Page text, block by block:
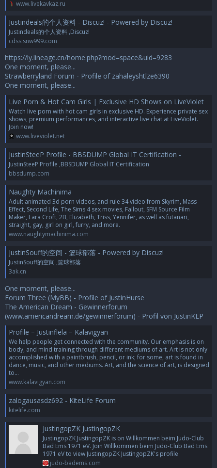
www.livekavkaz.ru
Justindeals的个人资料 - Discuz! - Powered by Discuz!
Justindeals的个人资料 ,Discuz!
cdss.snw999.com
https://ly.lineage.cn/home.php?mod=space&uid=9283
One moment, please...
Strawberryland Forum - Profile of zahaleyshtlze6390
One moment, please...
Live Porn & Hot Cam Girls | Exclusive HD Shows on LiveViolet
Watch live porn with hot cam girls in exclusive HD. Experience private sex
shows, premium performances, and interactive live chat at LiveViolet.
Join now!
www.liveviolet.net
JustinSteeP Profile - BBSDUMP Global IT Certification -
JustinSteeP Profile ,BBSDUMP Global IT Certification
bbsdump.com
Naughty Machinima
Adult animated 3d porn videos, and rule 34 video from Skyrim, Mass
Effect, Second Life, The Sims 4 sex movies, Fallout, SFM Source Film
Maker, Lara Croft, 2B, Elizabeth, Triss, Yennifer, as well as futanari,
straight, gay, girl on girl, furry, and more.
www.naughtymachinima.com
JustinSouff的空间 - 篮球部落 - Powered by Discuz!
JustinSouff的空间 ,篮球部落
3ak.cn
One moment, please...
Forum Three (MyBB) - Profile of JustinHurse
The American Dream - Gewinnerforum
(www.americandream.de/gewinnerforum) - Profil von JustinKEP
Profile – Justinflela – Kalavigyan
We help people get connected with the community. Our emphasis is on
body, and mind training through different mediums of art. Art is not only
accomplished with a paintbrush, pencil, or ink; for some, art is found in
dance, music, and other mediums. Art, and the science of art, is designed
to...
www.kalavigyan.com
zalogausasdz692 - KiteLife Forum
kitelife.com
JustingopZK JustingopZK
JustingopZK JustingopZK is on Willkommen beim Judo-Club
Bad Ems 1971 eV. Join Willkommen beim Judo-Club Bad Ems
1971 eV to view JustingopZK JustingopZK's profile
judo-badems.com